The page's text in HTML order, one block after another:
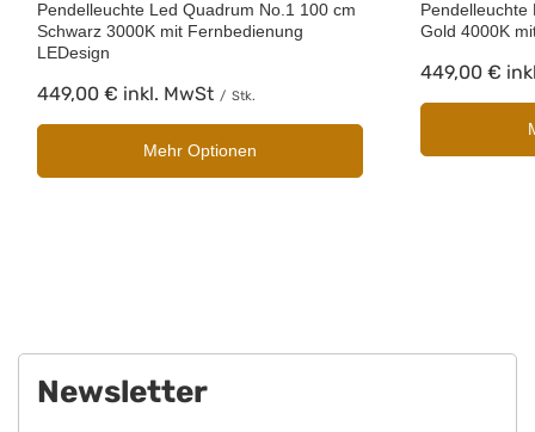
Pendelleuchte Led Quadrum No.1 100 cm
Schwarz 3000K mit Fernbedienung
LEDesign
449,00 € inkl. MwSt / Stk.
Mehr Optionen
Pendelleuchte
Gold 4000K
449,00 €
Newsletter